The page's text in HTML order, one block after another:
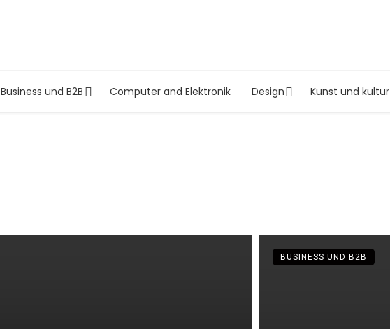
Business und B2B Computer and Elektronik Design Kunst und kultur
BUSINESS UND B2B